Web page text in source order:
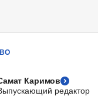
Каримов
редактор